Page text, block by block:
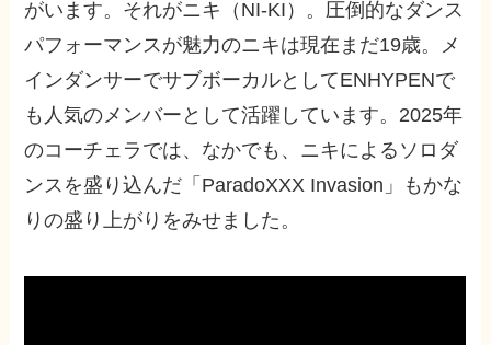
がいます。それがニキ（NI-KI）。圧倒的なダンス
パフォーマンスが魅力のニキは現在まだ19歳。メ
インダンサーでサブボーカルとしてENHYPENで
も人気のメンバーとして活躍しています。2025年
のコーチェラでは、なかでも、ニキによるソロダ
ンスを盛り込んだ「ParadoXXX Invasion」もかな
りの盛り上がりをみせました。